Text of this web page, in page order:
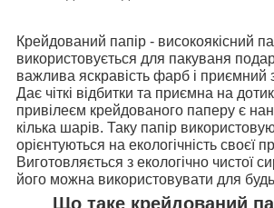
Що таке крейдований
Крейдований папір - високоякісний
використовується для пакуваня
важлива яскравість фарб і приємний
Дає чіткі відбитки та приємна на
привілеєм крейдованого паперу є
кілька шарів. Таку папір
орієнтуються на екологічність своєї
Виготовляється з екологічно чистої
його можна використовувати для